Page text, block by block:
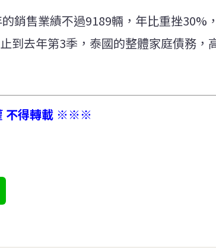
銷售業績不過9189輛，年比重挫30%
到去年第3季，泰國的整體家庭債務，
不得轉載 ※※※